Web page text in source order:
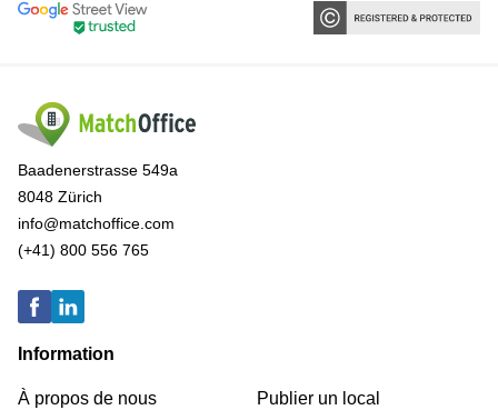
Baadenerstrasse 549a
8048 Zürich
info@matchoffice.com
(+41) 800 556 765
Information
À propos de nous
Publier un local